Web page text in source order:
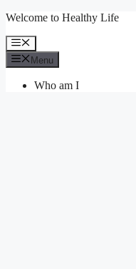
Skip
content
Welcome to Healthy Life
Menu
Menu
Who am I